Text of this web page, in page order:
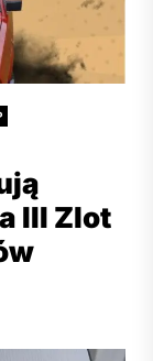
III Zlot